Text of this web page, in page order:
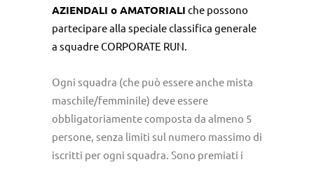
AZIENDALI o AMATORIALI che possono
partecipare alla speciale classifica generale
a squadre CORPORATE RUN.
Ogni squadra (che può essere anche mista
maschile/femminile) deve essere
obbligatoriamente composta da almeno 5
persone, senza limiti sul numero massimo di
iscritti per ogni squadra. Sono premiati i